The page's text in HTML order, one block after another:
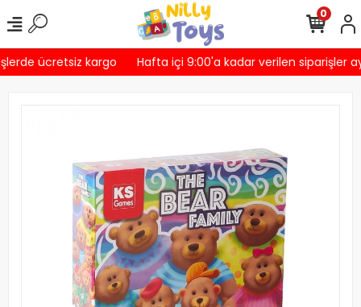
ücretsiz kargo Hafta içi 9:00'a kadar verilen siparişler
0